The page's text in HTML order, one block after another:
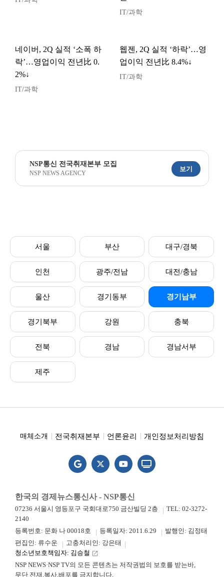
IT/과학
네이버, 2Q 실적 ‘소폭 하
락’…영업이익 전년比 0.
2%↓
IT/과학
웹젠, 2Q 실적 ‘하락’…영
업이익 전년比 8.4%↓
IT/과학
NSP통신 전국취재본부 모집
NSP NEWS AGENCY
보기
서울 부산 대구/경북
인천 광주/전남 대전/충남
울산 경기동부 경기남부
경기북부 강원 충북
전북 경남 경남서부
제주
매체소개 전국취재본부 언론윤리 개인정보처리방침
한국의 경제뉴스통신사 - NSP통신
07236 서울시 영등포구 국회대로750 금산빌딩 2층
TEL: 02-3272-
2140
등록번호: 문화 나 00018호
등록일자: 2011.6.29
발행인: 김정태
편집인: 류수운
고충처리인: 강은태
청소년보호책임자: 김승철 launch
NSP NEWS·NSP TV의 모든 콘텐츠는 저작권법의 보호를 받는바,
무단 전재.복사.배포를 금지합니다.